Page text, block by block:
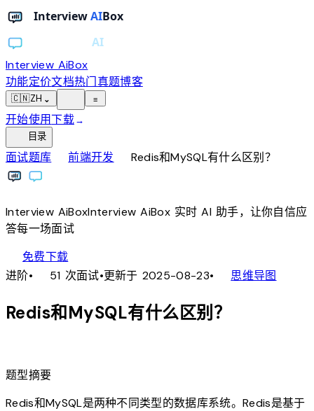
Interview AiBox
功能定价文档热门真题博客
🇨🇳ZH ⌄ ≡
开始使用下载→
目录
面试题库chevron_right前端开发chevron_right Redis和MySQL有什么区别？
Interview AiBoxInterviewAiBox实时 AI 助手，让你自信应
答每一场面试
免费下载
进阶• 51 次面试•更新于 2025-08-23• account_tree思维导图
Redis和MySQL有什么区别？
题型摘要
Redis和MySQL是两种不同类型的数据库系统。Redis是基于